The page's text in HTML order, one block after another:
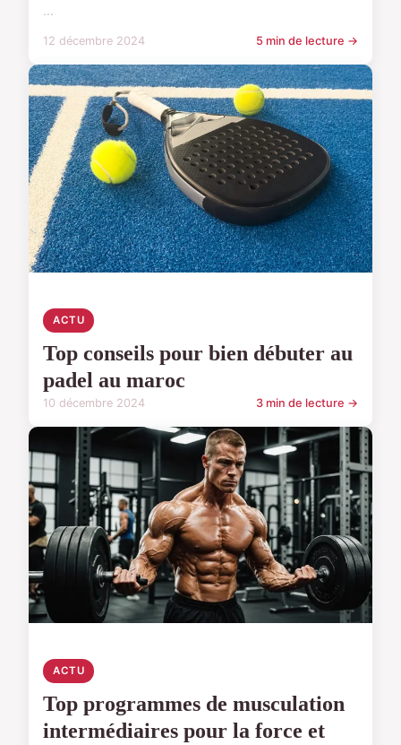
...
12 décembre 2024 5 min de lecture →
ACTU
Top conseils pour bien débuter au
padel au maroc
10 décembre 2024 3 min de lecture →
ACTU
Top programmes de musculation
intermédiaires pour la force et